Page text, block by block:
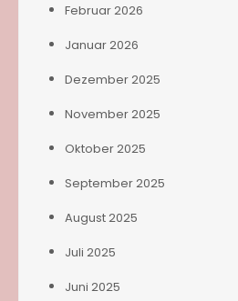
Februar 2026
Januar 2026
Dezember 2025
November 2025
Oktober 2025
September 2025
August 2025
Juli 2025
Juni 2025